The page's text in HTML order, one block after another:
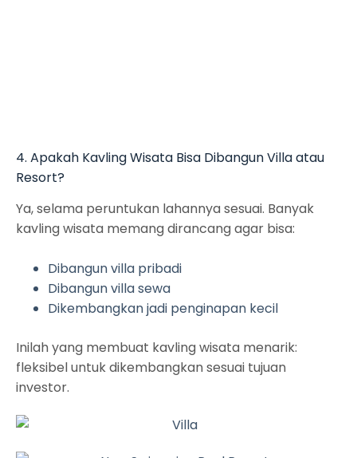
4. Apakah Kavling Wisata Bisa Dibangun Villa atau
Resort?
Ya, selama peruntukan lahannya sesuai. Banyak
kavling wisata memang dirancang agar bisa:
Dibangun villa pribadi
Dibangun villa sewa
Dikembangkan jadi penginapan kecil
Inilah yang membuat kavling wisata menarik:
fleksibel untuk dikembangkan sesuai tujuan
investor.